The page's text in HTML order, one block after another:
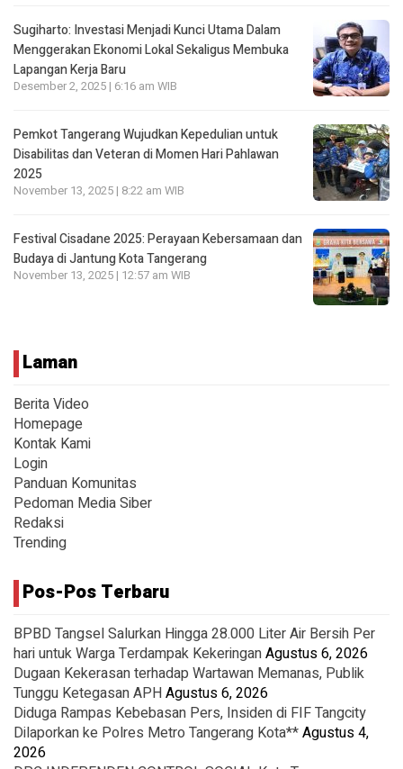
Sugiharto: Investasi Menjadi Kunci Utama Dalam
Menggerakan Ekonomi Lokal Sekaligus Membuka
Lapangan Kerja Baru
Desember 2, 2025 | 6:16 am WIB
Pemkot Tangerang Wujudkan Kepedulian untuk
Disabilitas dan Veteran di Momen Hari Pahlawan
2025
November 13, 2025 | 8:22 am WIB
Festival Cisadane 2025: Perayaan Kebersamaan dan
Budaya di Jantung Kota Tangerang
November 13, 2025 | 12:57 am WIB
Laman
Berita Video
Homepage
Kontak Kami
Login
Panduan Komunitas
Pedoman Media Siber
Redaksi
Trending
Pos-Pos Terbaru
BPBD Tangsel Salurkan Hingga 28.000 Liter Air Bersih Per
hari untuk Warga Terdampak KekeringanAgustus 6, 2026
Dugaan Kekerasan terhadap Wartawan Memanas, Publik
Tunggu Ketegasan APHAgustus 6, 2026
Diduga Rampas Kebebasan Pers, Insiden di FIF Tangcity
Dilaporkan ke Polres Metro Tangerang Kota**Agustus 4,
2026